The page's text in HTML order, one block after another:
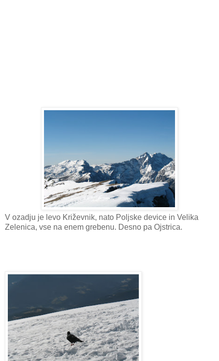
V ozadju je levo Križevnik, nato Poljske device in Velika
Zelenica, vse na enem grebenu. Desno pa Ojstrica.